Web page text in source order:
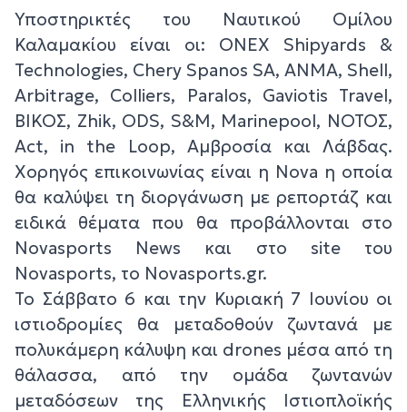
Υποστηρικτές του Ναυτικού Ομίλου
Καλαμακίου είναι οι: ONEX Shipyards &
Technologies, Chery Spanos SA, ANMA, Shell,
Arbitrage, Colliers, Paralos, Gaviotis Travel,
ΒΙΚΟΣ, Zhik, ODS, S&M, Marinepool, ΝΟΤΟΣ,
Act, in the Loop, Αμβροσία και Λάβδας.
Χορηγός επικοινωνίας είναι η Nova η οποία
θα καλύψει τη διοργάνωση με ρεπορτάζ και
ειδικά θέματα που θα προβάλλονται στο
Novasports News και στο site του
Novasports, το Novasports.gr.
Το Σάββατο 6 και την Κυριακή 7 Ιουνίου οι
ιστιοδρομίες θα μεταδοθούν ζωντανά με
πολυκάμερη κάλυψη και drones μέσα από τη
θάλασσα, από την ομάδα ζωντανών
μεταδόσεων της Ελληνικής Ιστιοπλοϊκής